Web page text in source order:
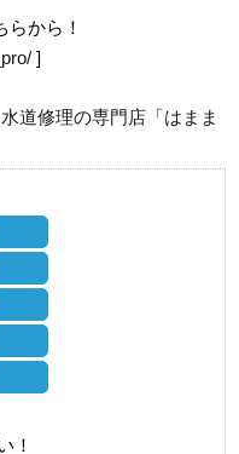
から！
]
道修理の専門店「はまま
！